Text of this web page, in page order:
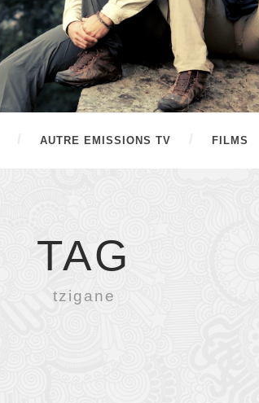
AUTRE EMISSIONS TV FILMS
TAG
tzigane